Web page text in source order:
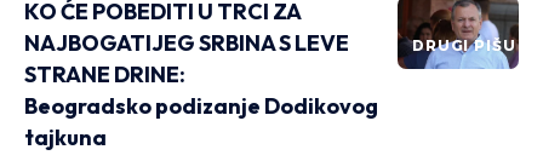
DRUGI PIŠU
KO ĆE POBEDITI U TRCI ZA
NAJBOGATIJEG SRBINA S LEVE
STRANE DRINE:
Beogradsko podizanje Dodikovog
tajkuna